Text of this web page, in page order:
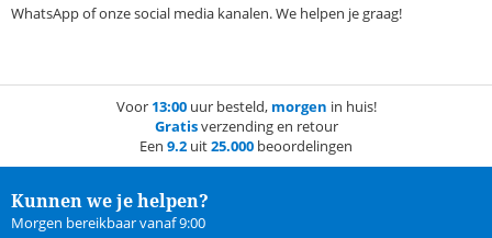
WhatsApp of onze social media kanalen. We helpen je graag!
Voor 13:00uur besteld, morgen in huis!
Gratisverzending en retour
Een 9.2 uit25.000 beoordelingen
Kunnen we je helpen?
Morgen bereikbaar vanaf 9:00